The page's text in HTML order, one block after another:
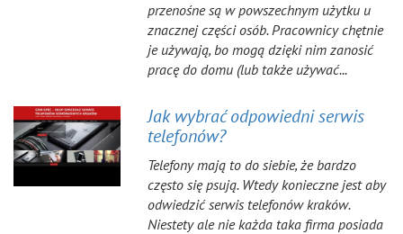
przenośne są w powszechnym użytku u
znacznej części osób. Pracownicy chętnie
je używają, bo mogą dzięki nim zanosić
pracę do domu (lub także używać...
Jak wybrać odpowiedni serwis
telefonów?
Telefony mają to do siebie, że bardzo
często się psują. Wtedy konieczne jest aby
odwiedzić serwis telefonów kraków.
Niestety ale nie każda taka firma posiada